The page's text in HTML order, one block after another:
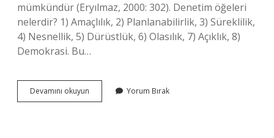
mümkündür (Eryılmaz, 2000: 302). Denetim öğeleri
nelerdir? 1) Amaçlılık, 2) Planlanabilirlik, 3) Süreklilik,
4) Nesnellik, 5) Dürüstlük, 6) Olasılık, 7) Açıklık, 8)
Demokrasi. Bu…
Devamını okuyun Denetim
Türleri
Yorum Bırak